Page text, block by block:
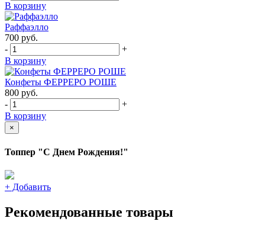
В корзину
Раффаэлло
700 руб.
-
+
В корзину
Конфеты ФЕРРЕРО РОШЕ
800 руб.
-
+
В корзину
×
Топпер "С Днем Рождения!"
+ Добавить
Рекомендованные товары